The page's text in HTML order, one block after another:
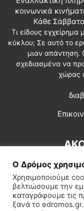
κοινωνικά
Κάθε
Τι είδους εγχείρημα
κύκλου; Σε αυτό το
μιαν απάντηση.
σχεδιασμένα να
χώρας
Ο Δρόμος
Χρησιμοποιούμε
βελτιώσουμε την
καταγράφουμε τις
ξανά το